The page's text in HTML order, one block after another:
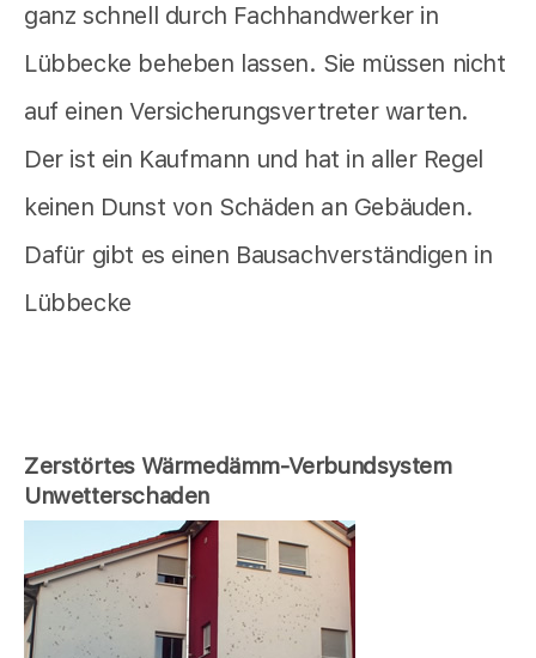
ganz schnell durch Fachhandwerker in
Lübbecke beheben lassen. Sie müssen nicht
auf einen Versicherungsvertreter warten.
Der ist ein Kaufmann und hat in aller Regel
keinen Dunst von Schäden an Gebäuden.
Dafür gibt es einen Bausachverständigen in
Lübbecke
Zerstörtes Wärmedämm-Verbundsystem
Unwetterschaden